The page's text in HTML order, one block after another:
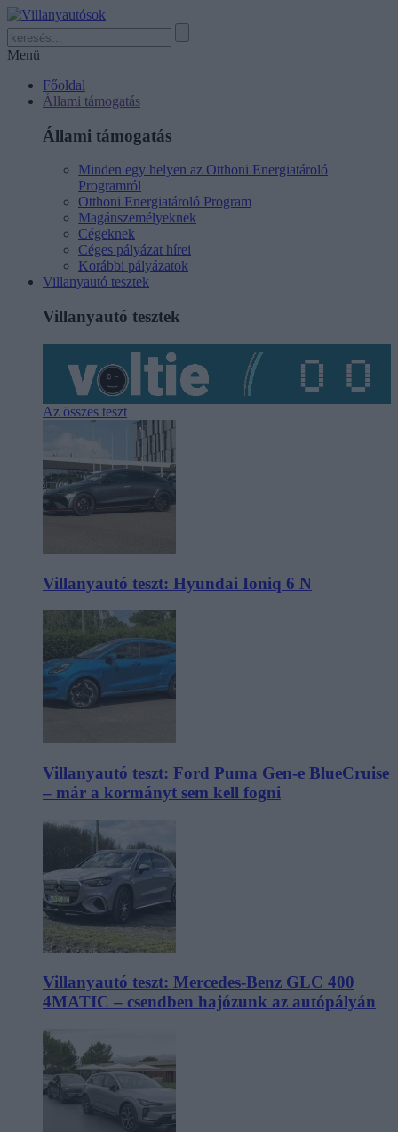
Menü
Főoldal
Állami támogatás
Állami támogatás
Minden egy helyen az Otthoni Energiatároló
Programról
Otthoni Energiatároló Program
Magánszemélyeknek
Cégeknek
Céges pályázat hírei
Korábbi pályázatok
Villanyautó tesztek
Villanyautó tesztek
Az összes teszt
Villanyautó teszt: Hyundai Ioniq 6 N
Villanyautó teszt: Ford Puma Gen-e BlueCruise
– már a kormányt sem kell fogni
Villanyautó teszt: Mercedes-Benz GLC 400
4MATIC – csendben hajózunk az autópályán